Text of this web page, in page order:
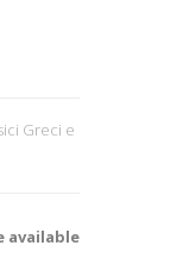
Greci e
available